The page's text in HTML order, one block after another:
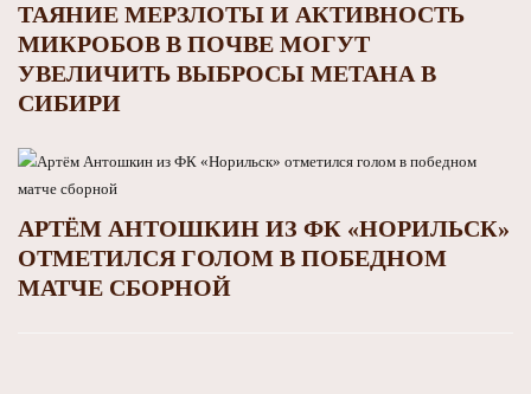
ТАЯНИЕ МЕРЗЛОТЫ И АКТИВНОСТЬ
МИКРОБОВ В ПОЧВЕ МОГУТ
УВЕЛИЧИТЬ ВЫБРОСЫ МЕТАНА В
СИБИРИ
АРТЁМ АНТОШКИН ИЗ ФК «НОРИЛЬСК»
ОТМЕТИЛСЯ ГОЛОМ В ПОБЕДНОМ
МАТЧЕ СБОРНОЙ